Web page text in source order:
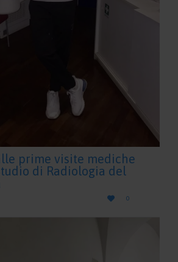
prime visite mediche
di Radiologia del

LOVE
IT
0